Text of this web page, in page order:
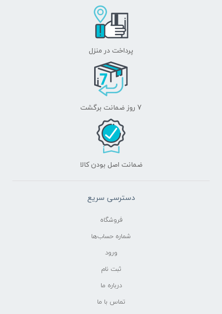
پرداخت در منزل
7 روز ضمانت برگشت
ضمانت اصل بودن کالا
دسترسی سریع
فروشگاه
شماره حساب‌ها
ورود
ثبت نام
درباره ما
تماس با ما